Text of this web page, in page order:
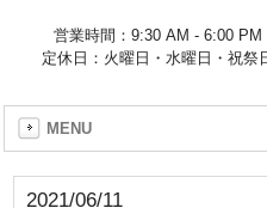
営業時間：9:30 AM - 6:00 PM
定休日：火曜日・水曜日・祝祭
MENU
2021/06/11